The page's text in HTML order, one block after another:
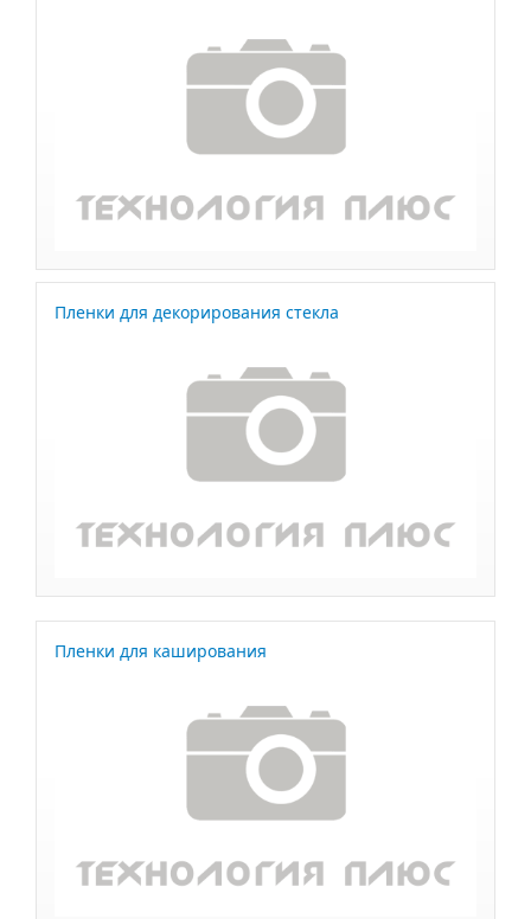
Пленки для декорирования стекла
Пленки для каширования